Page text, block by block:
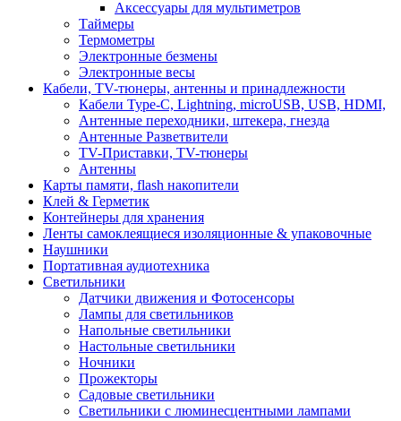
Аксессуары для мультиметров
Таймеры
Термометры
Электронные безмены
Электронные весы
Кабели, TV-тюнеры, антенны и принадлежности
Кабели Type-C, Lightning, microUSB, USB, HDMI,
Антенные переходники, штекера, гнезда
Антенные Разветвители
TV-Приставки, TV-тюнеры
Антенны
Карты памяти, flash накопители
Клей & Герметик
Контейнеры для хранения
Ленты самоклеящиеся изоляционные & упаковочные
Наушники
Портативная аудиотехника
Светильники
Датчики движения и Фотосенсоры
Лампы для светильников
Напольные светильники
Настольные светильники
Ночники
Прожекторы
Садовые светильники
Светильники с люминесцентными лампами